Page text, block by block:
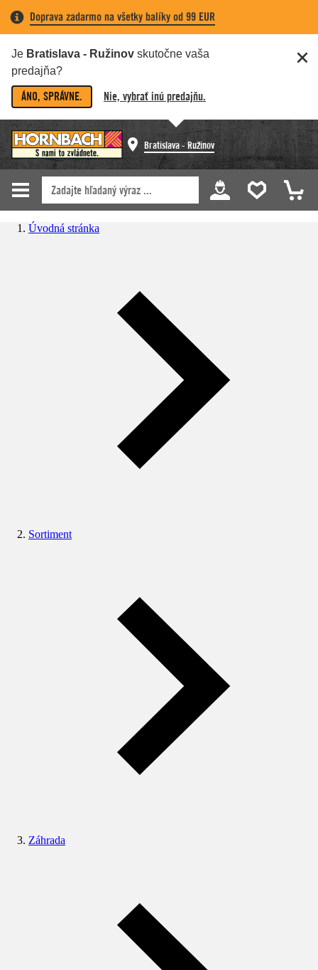
Doprava zadarmo na všetky balíky od 99 EUR
Je Bratislava - Ružinov skutočne vaša
predajňa?
ÁNO, SPRÁVNE. Nie, vybrať inú predajňu.
Bratislava - Ružinov
Úvodná stránka
Sortiment
Záhrada